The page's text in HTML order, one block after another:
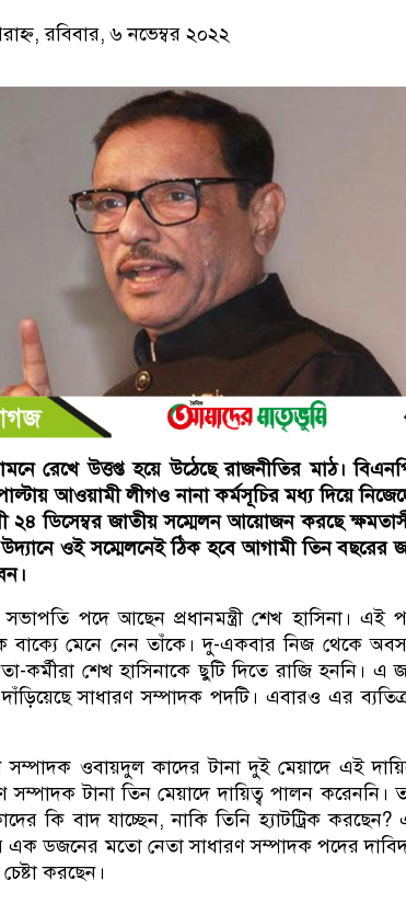
রবিবার, ৬ নভেম্বর ২০২২
রেখে উত্তপ্ত হয়ে উঠেছে রাজনীতির মাঠ।
আওয়ামী লীগও নানা কর্মসূচির মধ্য দিয়ে
২৪ ডিসেম্বর জাতীয় সম্মেলন আয়োজন করছে
ওই সম্মেলনেই ঠিক হবে আগামী তিন বছরের
পদে আছেন প্রধানমন্ত্রী শেখ হাসিনা। এই
বাক্যে মেনে নেন তাঁকে। দু-একবার নিজ থেকে
কর্মীরা শেখ হাসিনাকে ছুটি দিতে রাজি হননি। এ
সাধারণ সম্পাদক পদটি। এবারও এর
ওবায়দুল কাদের টানা দুই মেয়াদে এই
টানা তিন মেয়াদে দায়িত্ব পালন করেননি।
কি বাদ যাচ্ছেন, নাকি তিনি হ্যাটট্রিক করছেন?
ডজনের মতো নেতা সাধারণ সম্পাদক পদের
করছেন।